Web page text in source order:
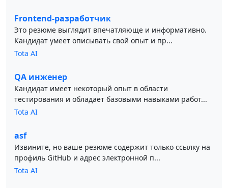
Frontend-разработчик
Это резюме выглядит впечатляюще и информативно.
Кандидат умеет описывать свой опыт и пр...
Tota AI
QA инженер
Кандидат имеет некоторый опыт в области
тестирования и обладает базовыми навыками работ...
Tota AI
asf
Извините, но ваше резюме содержит только ссылку на
профиль GitHub и адрес электронной п...
Tota AI